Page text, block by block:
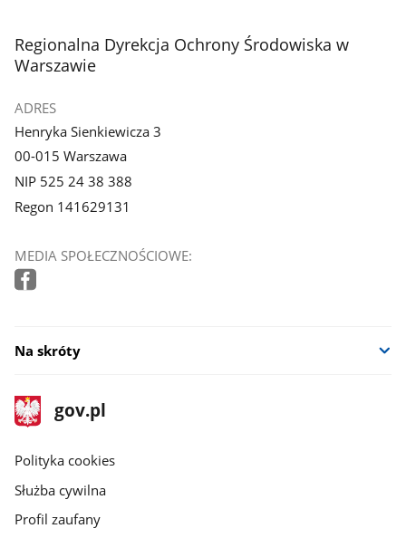
stopka
Regionalna Dyrekcja Ochrony Środowiska w
Warszawie
ADRES
Henryka Sienkiewicza 3
00-015 Warszawa
NIP 525 24 38 388
Regon 141629131
MEDIA SPOŁECZNOŚCIOWE:
Na skróty
stopka
gov.pl
Strona
gov.pl
gov.pl
Polityka cookies
Służba cywilna
Profil zaufany